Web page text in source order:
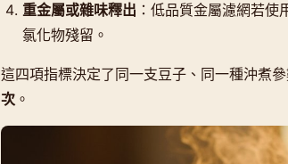
重金屬或雜味釋出 ：低品質金屬濾網若
氯化物殘留。
這四項指標決定了同一支豆子、同一種沖煮參
次 。